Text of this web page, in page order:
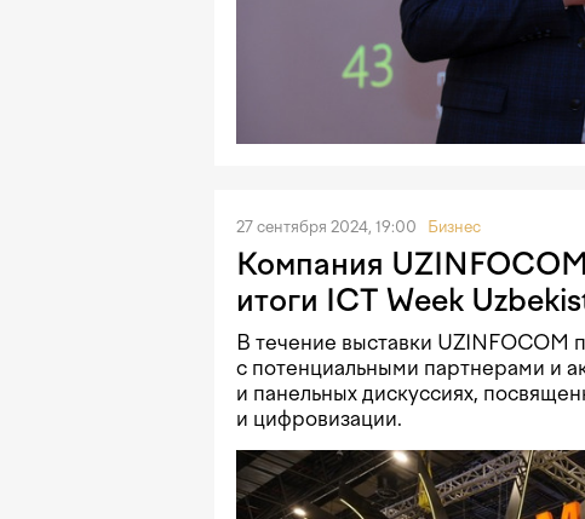
27 сентября 2024, 19:00 Бизнес
Компания
итоги ICT Week
В течение выставки UZINFOCOM
с потенциальными партнерами и
и панельных дискуссиях,
и цифровизации.